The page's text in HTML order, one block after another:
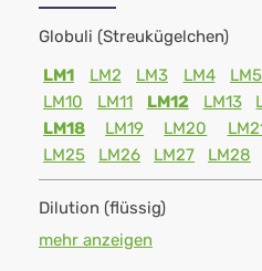
Globuli (Streukügelchen)
LM1
LM2 LM3 LM4 LM5
LM10
LM11 LM12 LM13
LM18
LM19 LM20
LM25
LM26 LM27 LM28
Dilution (flüssig)
mehr anzeigen